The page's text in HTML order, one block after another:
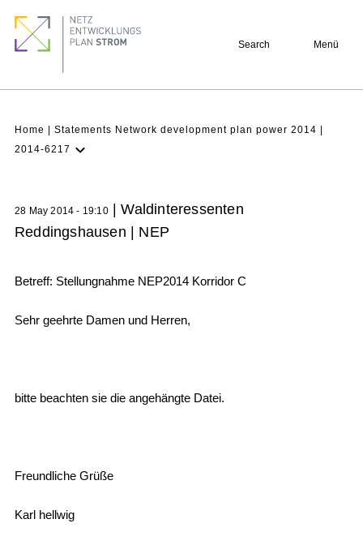
main
Search Menü
Breadcrumb
Home
Statements Network development plan power 2014
2014-6217
Participation
28 May 2014 - 19:10 | Waldinteressenten
Reddingshausen | NEP
Betreff: Stellungnahme NEP2014 Korridor C
Sehr geehrte Damen und Herren,
bitte beachten sie die angehängte Datei.
Freundliche Grüße
Karl hellwig
quick
links